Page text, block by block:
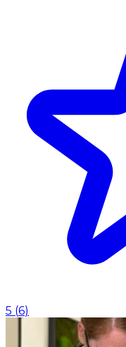
5 (6)